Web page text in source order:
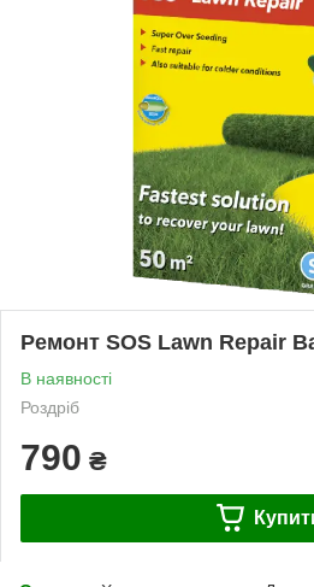
Ремонт SOS Lawn Repair
В наявності
Роздріб
790 ₴